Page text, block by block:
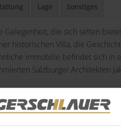
Lage Sonstiges
Gelegenheit, die sich selten
historischen Villa, die
Immobilie befindet sich in
Salzburger Architekten
Wohnung erstreckt sich
Wohnambiente, das
auf beeindruckende Weise.